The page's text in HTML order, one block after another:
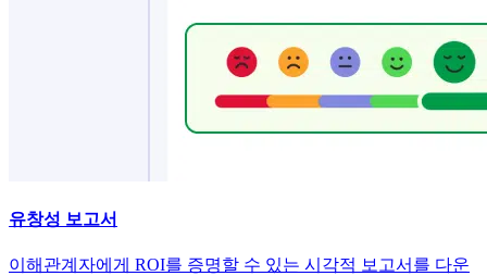
유창성 보고서
이해관계자에게 ROI를 증명할 수 있는 시각적 보고서를 다운